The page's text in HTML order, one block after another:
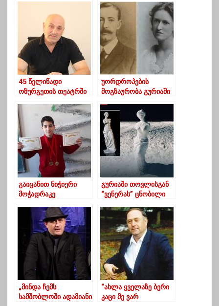
45 წელიწადი
ოზურგეთის თეატრში
უორდროპების
მოგზაურობა გურიაში
გაიცანით ნიჭიერი
მოჭადრაკე
გურიაში თოვლისგან
“ვენერას” ცნობილი
„მინდა ჩემს
სამშობლოში ადამიანი
“ახლა ყველაზე ბერი
კაცი მე ვარ